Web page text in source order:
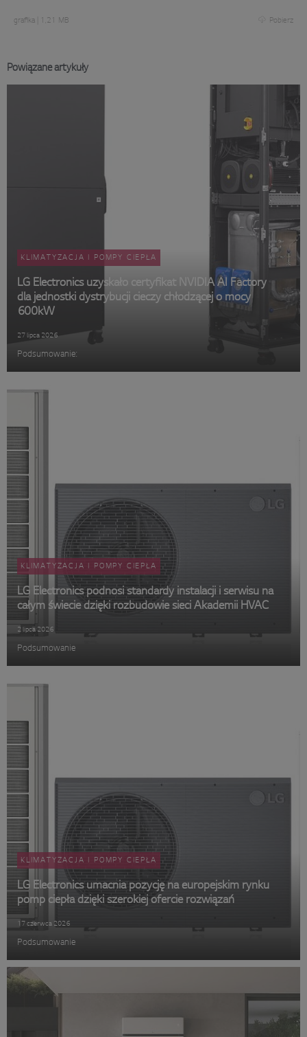
grafika 1,21 MB Pobierz
Powiązane artykuły
KLIMATYZACJA I POMPY CIEPŁA
LG Electronics uzyskało certyfikat NVIDIA AI Factory
dla jednostki dystrybucji cieczy chłodzącej o mocy
600kW
27 lipca 2026
Podsumowanie:
KLIMATYZACJA I POMPY CIEPŁA
LG Electronics podnosi standardy instalacji i serwisu na
całym świecie dzięki rozbudowie sieci Akademii HVAC
2 lipca 2026
Podsumowanie
KLIMATYZACJA I POMPY CIEPŁA
LG Electronics umacnia pozycję na europejskim rynku
pomp ciepła dzięki szerokiej ofercie rozwiązań
17 czerwca 2026
Podsumowanie